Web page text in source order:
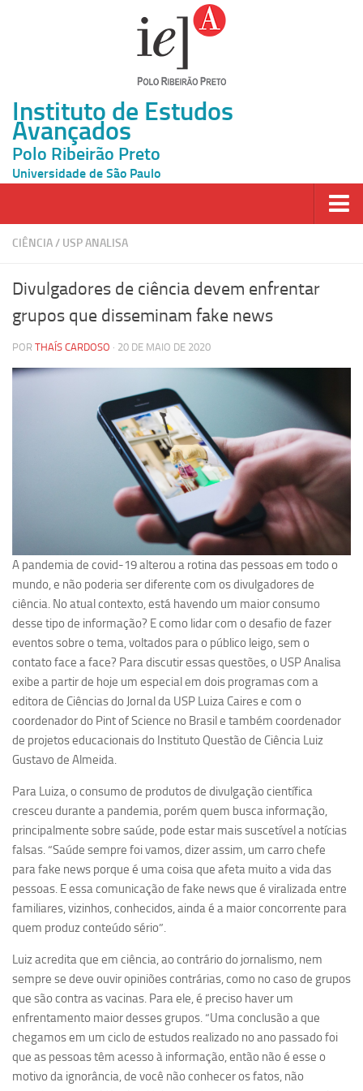
Instituto de Estudos
Avançados
Polo Ribeirão Preto
Universidade de São Paulo
Página Inicial
Inscrição
Atividades
Grupos de Estudo
Carreira Docente de Impacto
Ciência, Arte, Educação e Sociedade: CienArtES
Grupo de Estudos Avançados em Tecnologia e Informação
em Saúde com foco em Populações Vulneráveis
(Confluencia)
Grupos de estudo encerrados
Grupos de Pesquisa
Criminologia Experimental e Segurança Pública
Direito e Tecnologia (Tech Law)
Grupo de Pesquisa GPUBLIC – Centro de Estudos em Gestão
e Políticas Públicas Contemporâneas
Grupos de pesquisa encerrados
Ano Sabático
Daniel Domingues dos Santos
Programas Ano Sabático Encerrados
Cíntia Rosa Pereira de Lima
Evandro Eduardo Seron Ruiz
Fabiana Cristina Severi (FDRP)
Fernando de Lima Caneppele
Maria Paula Costa Bertran
Professor Sênior
Professores Seniores Encerrados
Institucional
Polo Ribeirão Preto
CIÊNCIA/ USP ANALISA
Divulgadores de ciência devem enfrentar
grupos que disseminam fake news
POR THAÍS CARDOSO · 20 DE MAIO DE 2020
A pandemia de covid-19 alterou a rotina das pessoas em todo o
mundo, e não poderia ser diferente com os divulgadores de
ciência. No atual contexto, está havendo um maior consumo
desse tipo de informação? E como lidar com o desafio de fazer
eventos sobre o tema, voltados para o público leigo, sem o
contato face a face? Para discutir essas questões, o USP Analisa
exibe a partir de hoje um especial em dois programas com a
editora de Ciências do Jornal da USP Luiza Caires e com o
coordenador do Pint of Science no Brasil e também coordenador
de projetos educacionais do Instituto Questão de Ciência Luiz
Gustavo de Almeida.
Para Luiza, o consumo de produtos de divulgação científica
cresceu durante a pandemia, porém quem busca informação,
principalmente sobre saúde, pode estar mais suscetível a notícias
falsas. “Saúde sempre foi vamos, dizer assim, um carro chefe
para fake news porque é uma coisa que afeta muito a vida das
pessoas. E essa comunicação de fake news que é viralizada entre
familiares, vizinhos, conhecidos, ainda é a maior concorrente para
quem produz conteúdo sério”.
Luiz acredita que em ciência, ao contrário do jornalismo, nem
sempre se deve ouvir opiniões contrárias, como no caso de grupos
que são contra as vacinas. Para ele, é preciso haver um
enfrentamento maior desses grupos. “Uma conclusão a que
chegamos em um ciclo de estudos realizado no ano passado foi
que as pessoas têm acesso à informação, então não é esse o
motivo da ignorância, de você não conhecer os fatos, não